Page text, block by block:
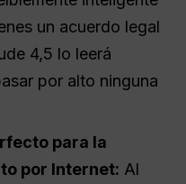
un acuerdo legal
4,5 lo leerá
por alto ninguna
para la
por Internet: Al